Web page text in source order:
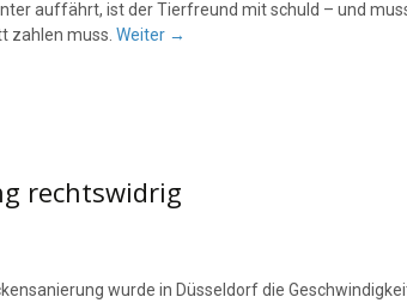
auffährt, ist der Tierfreund mit schuld – und
zahlen muss. Weiter →
rechtswidrig
wurde in Düsseldorf die